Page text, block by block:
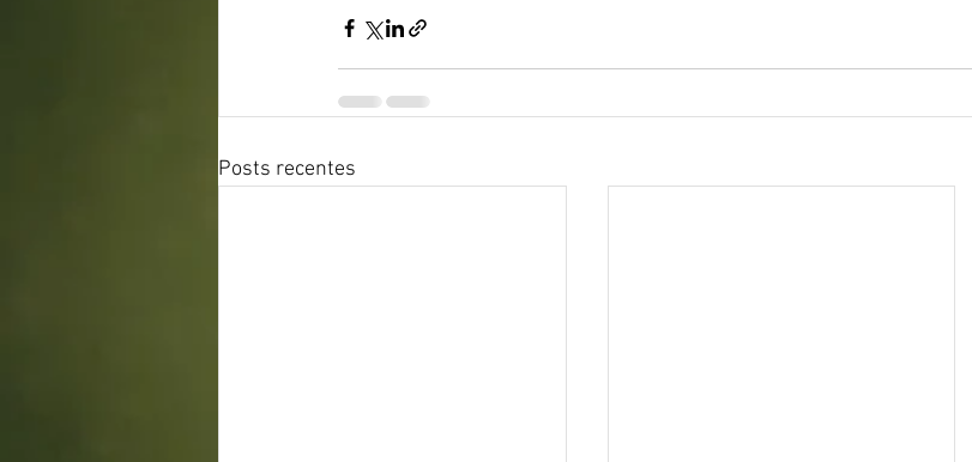
Posts recentes